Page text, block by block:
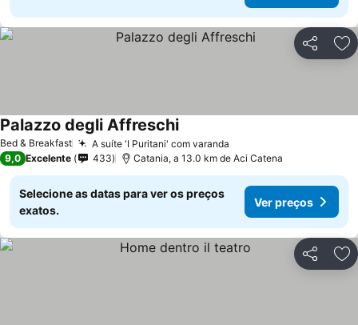
Partilhar
Bed & Breakfast A suíte 'I Puritani' com varanda
Palazzo degli Affreschi
9,0 Excelente 433 Catania, a 13.0 km de Aci Catena
Selecione as datas para ver os preços
exatos.
Ver preços
Partilhar